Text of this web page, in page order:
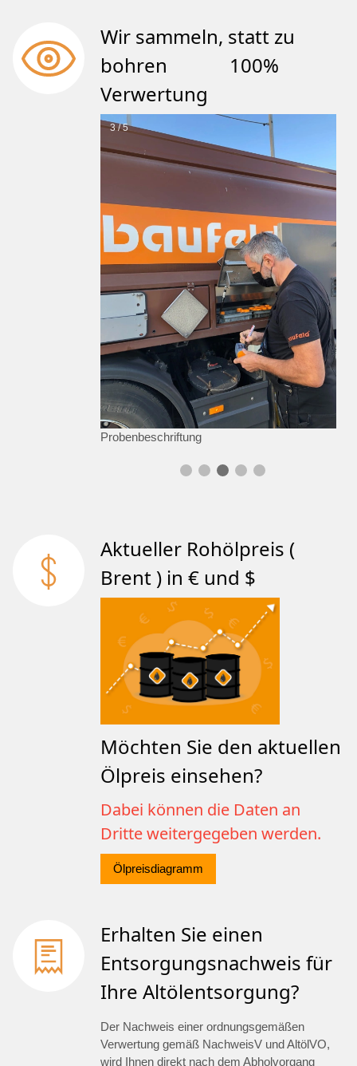
Wir sammeln, statt zu
bohren 100%
Verwertung
3 / 5
Probenbeschriftung
Aktueller Rohölpreis (
Brent ) in € und $
Möchten Sie den aktuellen
Ölpreis einsehen?
Dabei können die Daten an
Dritte weitergegeben werden.
Ölpreisdiagramm
Erhalten Sie einen
Entsorgungsnachweis für
Ihre Altölentsorgung?
Der Nachweis einer ordnungsgemäßen
Verwertung gemäß NachweisV und AltölVO,
wird Ihnen direkt nach dem Abholvorgang